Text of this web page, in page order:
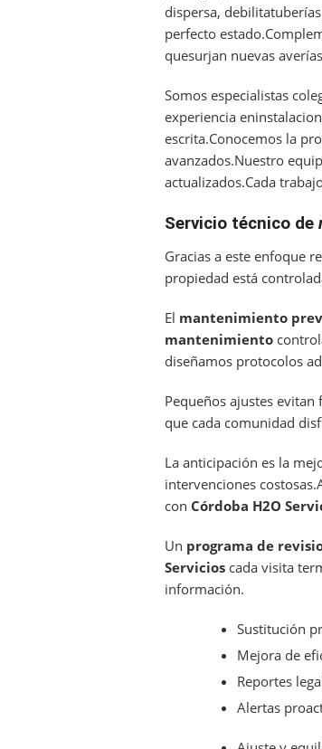
dispersa,
perfecto
quesurjan nuevas
Somos especialistas
experiencia
escrita.Conocemos la
avanzados.Nuestro
actualizados.Cada
Servicio técnico de
Gracias a este enfoque
propiedad está
El mantenimiento
mantenimiento
diseñamos protocolos
Pequeños ajustes
que cada comunidad
La anticipación es la
intervenciones
con Córdoba H2O
Un programa de
Servicios cada visita
información.
Sustitución
Mejora de
Reportes
Alertas